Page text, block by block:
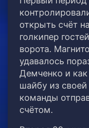
открыть счёт
голкипер
ворота.
удавалось
Демченко и
шайбу из
команды
счётом.